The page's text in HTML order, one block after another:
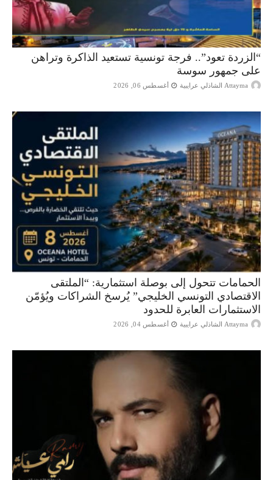
“الزردة تعود”.. فرجة تونسية تستعيد الذاكرة وتراهن
على جمهور سوسة
Attayma الشاذلي عرايبية أغسطس 06, 2026
الحمامات تتحول إلى بوصلة استثمارية: “الملتقى
الاقتصادي التونسي الخليجي” يُرسخ الشراكات ويُؤمّن
الاستثمارات العابرة للحدود
Attayma الشاذلي عرايبية أغسطس 04, 2026